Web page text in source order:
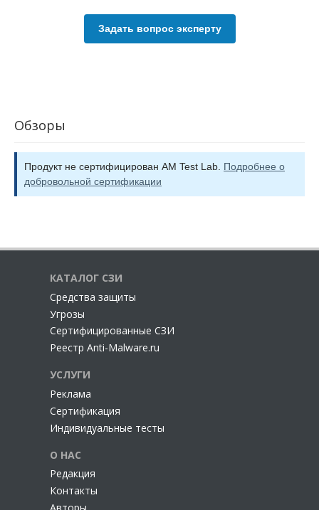
Задать вопрос эксперту
Обзоры
Продукт не сертифицирован AM Test Lab. Подробнее о
добровольной сертификации
КАТАЛОГ СЗИ
Cредства защиты
Угрозы
Сертифицированные СЗИ
Реестр Anti-Malware.ru
УСЛУГИ
Реклама
Сертификация
Индивидуальные тесты
О НАС
Редакция
Контакты